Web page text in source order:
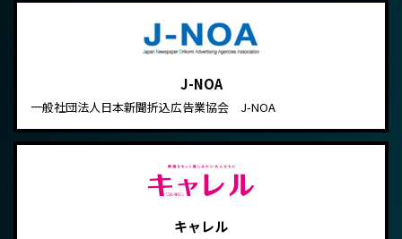
J-NOA
一般社団法人日本新聞折込広告業協会 J-NOA
キャレル